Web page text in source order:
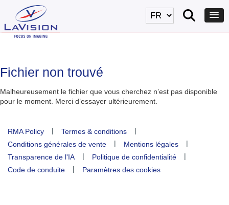
Fichier non trouvé
Malheureusement le fichier que vous cherchez n’est pas disponible
pour le moment. Merci d’essayer ultérieurement.
RMA Policy | Termes & conditions
|
Conditions générales de vente
| Mentions légales
|
Transparence de l'IA
| Politique de confidentialité
|
Code de conduite
| Paramètres des cookies